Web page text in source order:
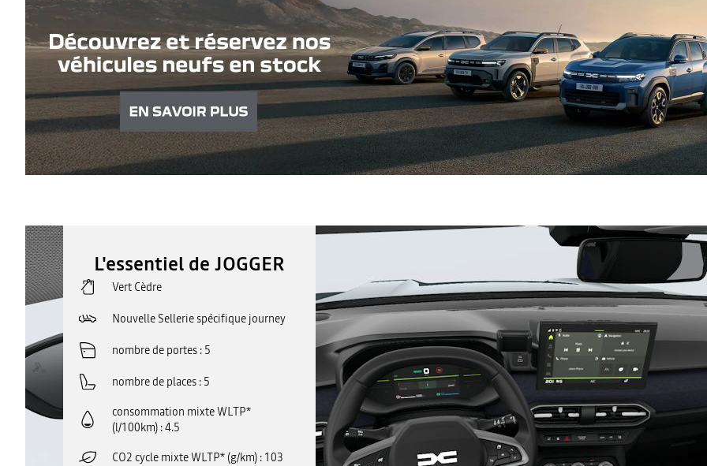
L'essentiel de JOGGER
Vert Cèdre
Nouvelle Sellerie spécifique journey
nombre de portes 5
nombre de places 5
consommation mixte WLTP*
(l/100km) 4.5
CO2 cycle mixte WLTP* (g/km) 103